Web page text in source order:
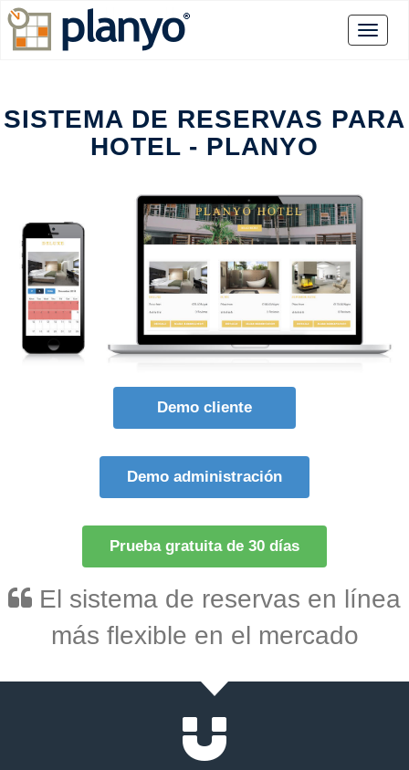
SISTEMA DE RESERVAS PARA
HOTEL - PLANYO
Demo cliente
Demo administración
Prueba gratuita de 30 días
El sistema de reservas en línea
más flexible en el mercado